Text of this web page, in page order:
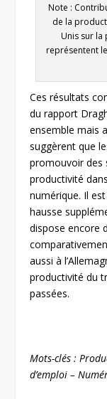
Note :
de la
Unis sur la
représentent
Ces résultats
du rapport
ensemble mais
suggèrent que
promouvoir des
productivité
numérique. Il
hausse
dispose encore
aussi à
productivité du
passées.
Mots-clés :
d’emploi –